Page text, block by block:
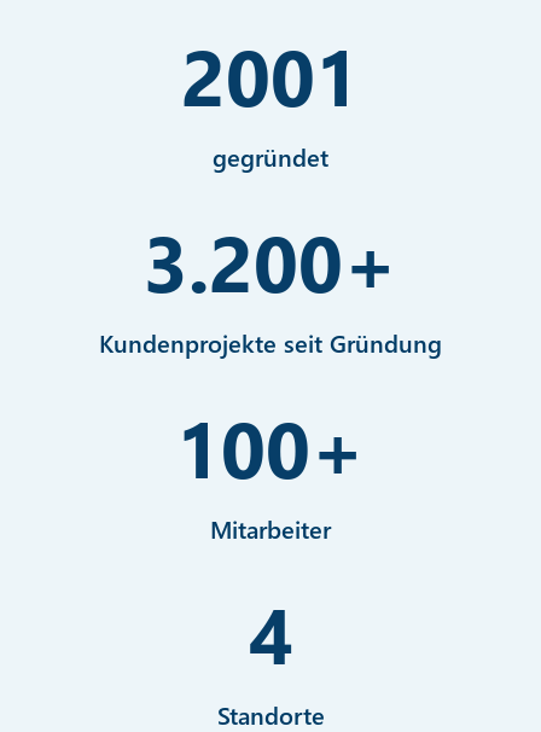
2001
gegründet
3.200+
Kundenprojekte seit Gründung
100+
Mitarbeiter
4
Standorte